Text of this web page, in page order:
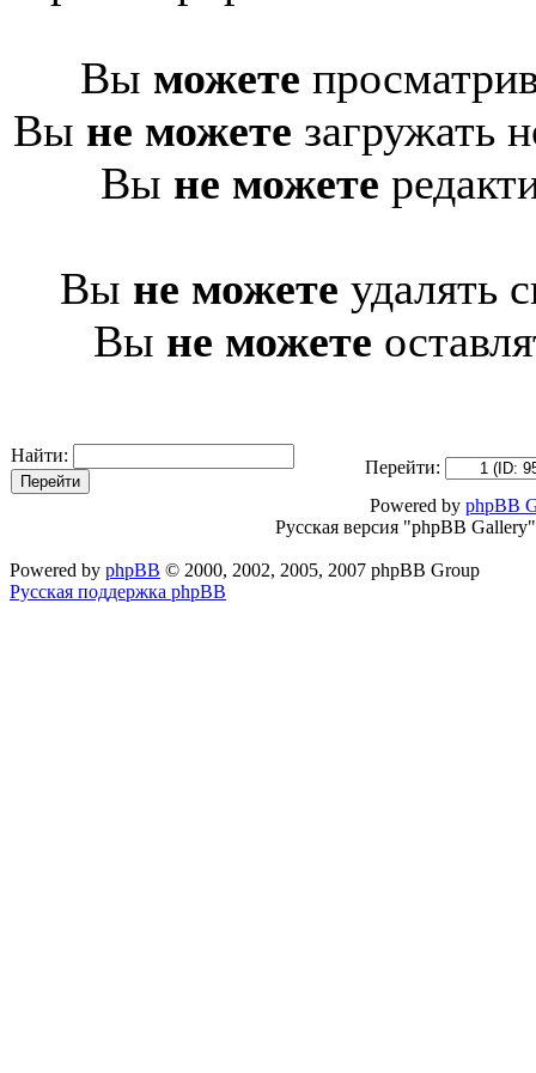
Вы можете
Вы не можете загружать
Вы не можете
Вы не можете удалять
Вы не можете
Найти:
Перейти:
Powered by phpBB
Русская версия "phpBB
Powered by phpBB © 2000, 2002, 2005, 2007 phpBB Group
Русская поддержка phpBB